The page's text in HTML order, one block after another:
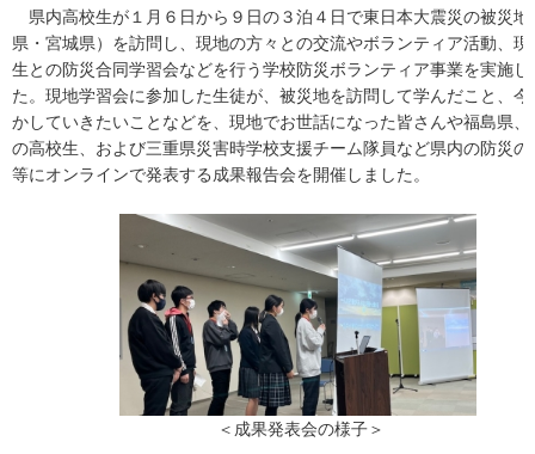
県内高校生が１月６日から９日の３泊４日で東日本大震災の被災地
県・宮城県）を訪問し、現地の方々との交流やボランティア活動、現
生との防災合同学習会などを行う学校防災ボランティア事業を実施し
た。現地学習会に参加した生徒が、被災地を訪問して学んだこと、今
かしていきたいことなどを、現地でお世話になった皆さんや福島県、
の高校生、および三重県災害時学校支援チーム隊員など県内の防災の
等にオンラインで発表する成果報告会を開催しました。
＜成果発表会の様子＞